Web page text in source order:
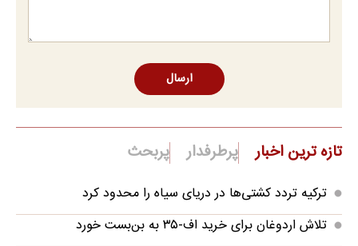
ارسال
تازه ترین اخبار پرطرفدار پربحث
ترکیه تردد کشتی‌ها در دریای سیاه را محدود کرد
تلاش اردوغان برای خرید اف-۳۵ به بن‌بست خورد